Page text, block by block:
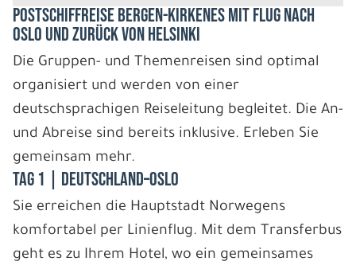
Postschiffreise Bergen-Kirkenes mit Flug nach
Oslo und zurück von Helsinki
Die Gruppen- und Themenreisen sind optimal
organisiert und werden von einer
deutschsprachigen Reiseleitung begleitet. Die An-
und Abreise sind bereits inklusive. Erleben Sie
gemeinsam mehr.
Tag 1 | Deutschland–Oslo
Sie erreichen die Hauptstadt Norwegens
komfortabel per Linienflug. Mit dem Transferbus
geht es zu Ihrem Hotel, wo ein gemeinsames